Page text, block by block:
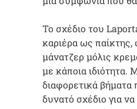
Το σχέδιο του
καριέρα ως παίκτης,
μάνατζερ μόλις
με κάποια ιδιότητα.
διαφορετικά βήματα
δυνατό σχέδιο για